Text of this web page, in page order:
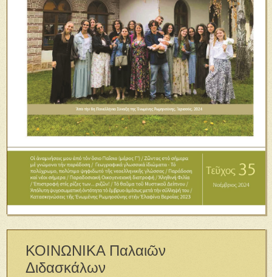
ΚΟΙΝΩΝΙΚΑ Παλαιῶν
Διδασκάλων